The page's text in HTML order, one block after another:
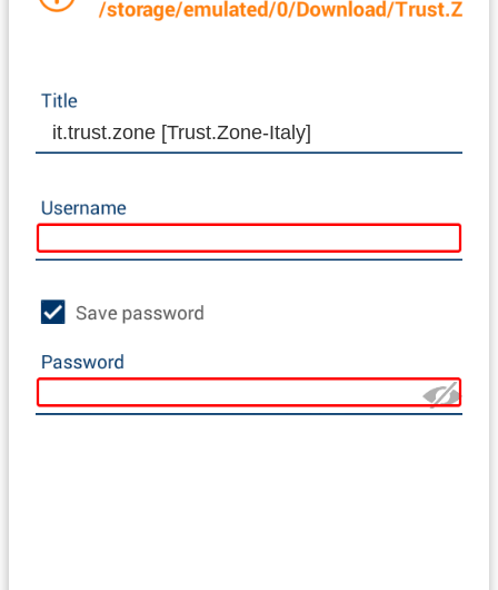
it.trust.zone [Trust.Zone-Italy]